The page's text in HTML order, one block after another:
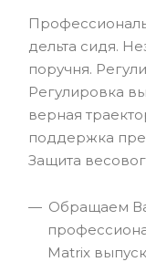
дельта сидя.
поручня.
Регулировка
верная
поддержка
Защита
Обращаем
Matrix